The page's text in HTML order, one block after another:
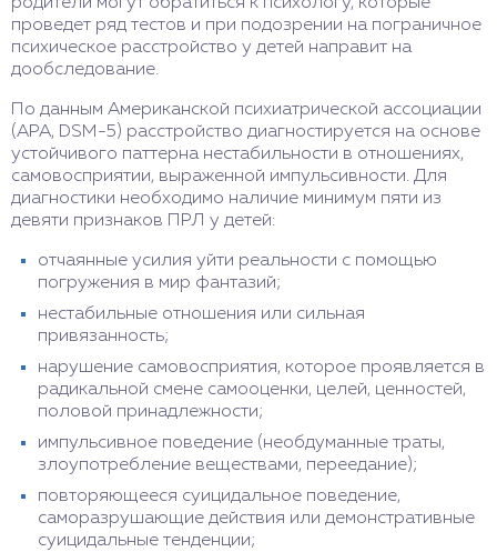
родители могут обратиться к психологу, которые
проведет ряд тестов и при подозрении на пограничное
психическое расстройство у детей направит на
дообследование.
По данным Американской психиатрической ассоциации
(APA, DSM-5) расстройство диагностируется на основе
устойчивого паттерна нестабильности в отношениях,
самовосприятии, выраженной импульсивности. Для
диагностики необходимо наличие минимум пяти из
девяти признаков ПРЛ у детей:
отчаянные усилия уйти реальности с помощью
погружения в мир фантазий;
нестабильные отношения или сильная
привязанность;
нарушение самовосприятия, которое проявляется в
радикальной смене самооценки, целей, ценностей,
половой принадлежности;
импульсивное поведение (необдуманные траты,
злоупотребление веществами, переедание);
повторяющееся суицидальное поведение,
саморазрушающие действия или демонстративные
суицидальные тенденции;